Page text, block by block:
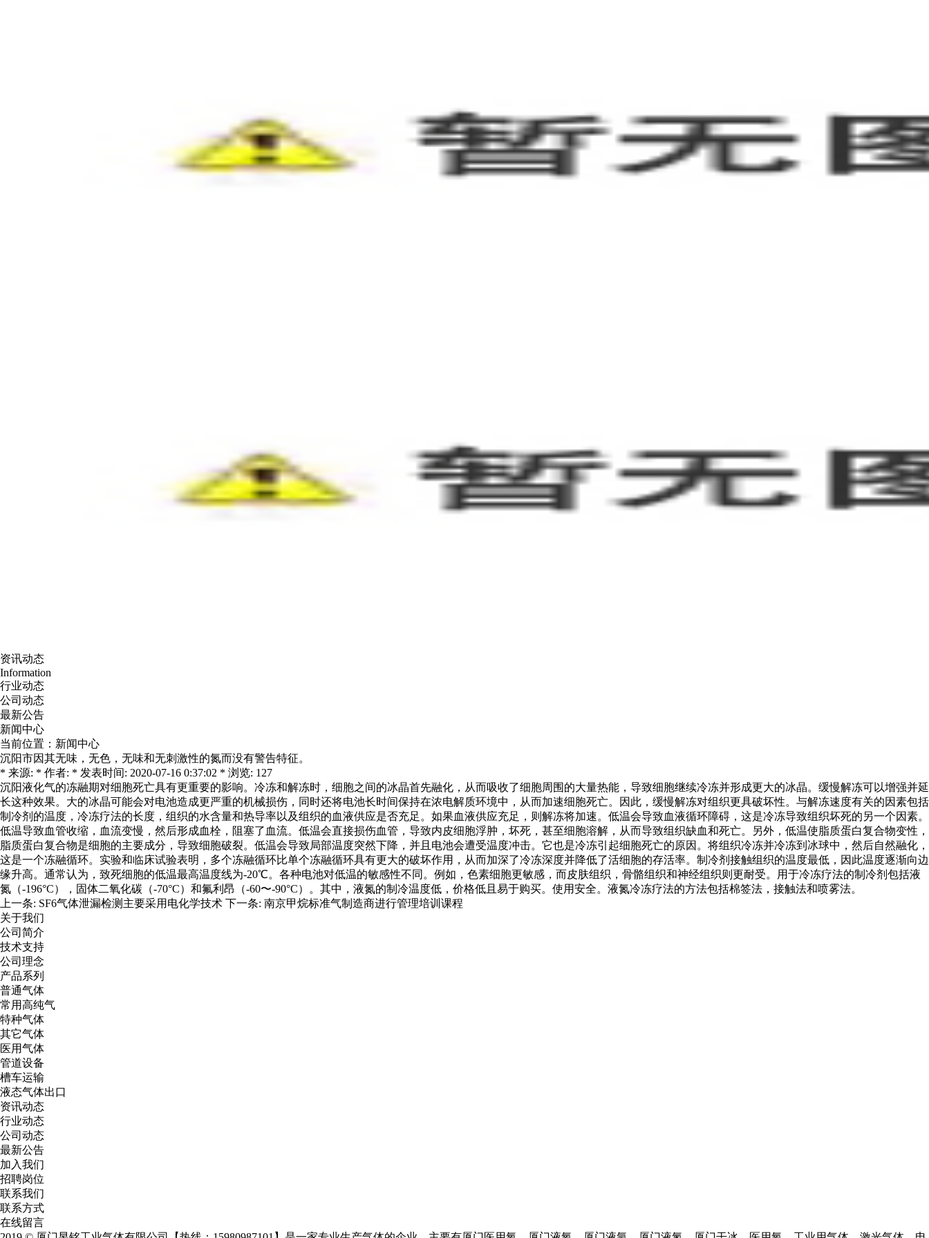
资讯动态
Information
行业动态
公司动态
最新公告
新闻中心
当前位置： 新闻中心
沉阳市因其无味，无色，无味和无刺激性的氮而没有警告特征。
* 来源: * 作者: * 发表时间: 2020-07-16 0:37:02 * 浏览: 127
沉阳液化气的冻融期对细胞死亡具有更重要的影响。冷冻和解冻时，细胞之间的冰晶首先融化，从而吸收了细胞周围的大量热能，导致细胞继续冷冻并形成更大的冰晶。缓慢解冻可以增强并延
长这种效果。大的冰晶可能会对电池造成更严重的机械损伤，同时还将电池长时间保持在浓电解质环境中，从而加速细胞死亡。因此，缓慢解冻对组织更具破坏性。与解冻速度有关的因素包括
制冷剂的温度，冷冻疗法的长度，组织的水含量和热导率以及组织的血液供应是否充足。如果血液供应充足，则解冻将加速。低温会导致血液循环障碍，这是冷冻导致组织坏死的另一个因素。
低温导致血管收缩，血流变慢，然后形成血栓，阻塞了血流。低温会直接损伤血管，导致内皮细胞浮肿，坏死，甚至细胞溶解，从而导致组织缺血和死亡。另外，低温使脂质蛋白复合物变性，
脂质蛋白复合物是细胞的主要成分，导致细胞破裂。低温会导致局部温度突然下降，并且电池会遭受温度冲击。它也是冷冻引起细胞死亡的原因。将组织冷冻并冷冻到冰球中，然后自然融化，
这是一个冻融循环。实验和临床试验表明，多个冻融循环比单个冻融循环具有更大的破坏作用，从而加深了冷冻深度并降低了活细胞的存活率。制冷剂接触组织的温度最低，因此温度逐渐向边
缘升高。通常认为，致死细胞的低温最高温度线为-20℃。各种电池对低温的敏感性不同。例如，色素细胞更敏感，而皮肤组织，骨骼组织和神经组织则更耐受。用于冷冻疗法的制冷剂包括液
氮（-196°C），固体二氧化碳（-70°C）和氟利昂（-60〜-90°C）。其中，液氮的制冷温度低，价格低且易于购买。使用安全。液氮冷冻疗法的方法包括棉签法，接触法和喷雾法。
上一条: SF6气体泄漏检测主要采用电化学技术 下一条: 南京甲烷标准气制造商进行管理培训课程
关于我们
公司简介
技术支持
公司理念
产品系列
普通气体
常用高纯气
特种气体
其它气体
医用气体
管道设备
槽车运输
液态气体出口
资讯动态
行业动态
公司动态
最新公告
加入我们
招聘岗位
联系我们
联系方式
在线留言